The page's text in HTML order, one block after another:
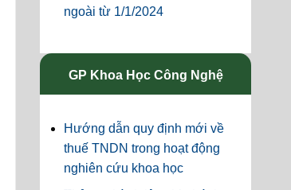
ngoài từ 1/1/2024
GP Khoa Học Công Nghệ
Hướng dẫn quy định mới về
thuế TNDN trong hoạt động
nghiên cứu khoa học